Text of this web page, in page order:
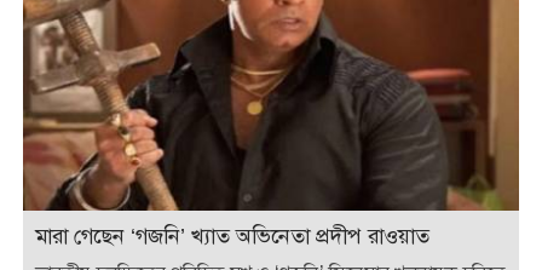
মারা গেছেন ‘গজনি’ খ্যাত অভিনেতা প্রদীপ রাওয়াত